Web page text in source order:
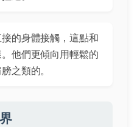
的身體接觸，這點和
他們更傾向用輕鬆的
之類的。